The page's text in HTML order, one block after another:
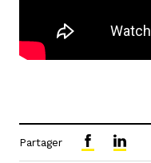
Partager